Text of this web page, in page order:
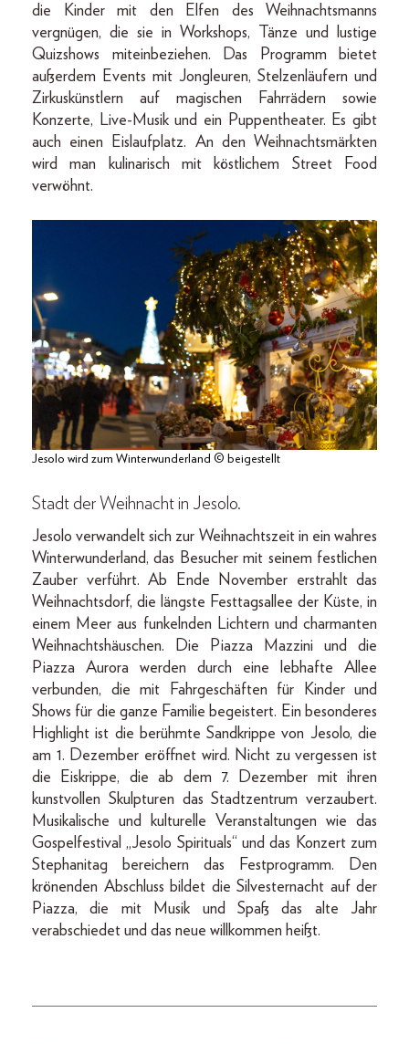
die Kinder mit den Elfen des Weihnachtsmanns
vergnügen, die sie in Workshops, Tänze und lustige
Quizshows miteinbeziehen. Das Programm bietet
außerdem Events mit Jongleuren, Stelzenläufern und
Zirkuskünstlern auf magischen Fahrrädern sowie
Konzerte, Live-Musik und ein Puppentheater. Es gibt
auch einen Eislaufplatz. An den Weihnachtsmärkten
wird man kulinarisch mit köstlichem Street Food
verwöhnt.
Jesolo wird zum Winterwunderland © beigestellt
Stadt der Weihnacht in Jesolo.
Jesolo verwandelt sich zur Weihnachtszeit in ein wahres
Winterwunderland, das Besucher mit seinem festlichen
Zauber verführt. Ab Ende November erstrahlt das
Weihnachtsdorf, die längste Festtagsallee der Küste, in
einem Meer aus funkelnden Lichtern und charmanten
Weihnachtshäuschen. Die Piazza Mazzini und die
Piazza Aurora werden durch eine lebhafte Allee
verbunden, die mit Fahrgeschäften für Kinder und
Shows für die ganze Familie begeistert. Ein besonderes
Highlight ist die berühmte Sandkrippe von Jesolo, die
am 1. Dezember eröffnet wird. Nicht zu vergessen ist
die Eiskrippe, die ab dem 7. Dezember mit ihren
kunstvollen Skulpturen das Stadtzentrum verzaubert.
Musikalische und kulturelle Veranstaltungen wie das
Gospelfestival „Jesolo Spirituals“ und das Konzert zum
Stephanitag bereichern das Festprogramm. Den
krönenden Abschluss bildet die Silvesternacht auf der
Piazza, die mit Musik und Spaß das alte Jahr
verabschiedet und das neue willkommen heißt.